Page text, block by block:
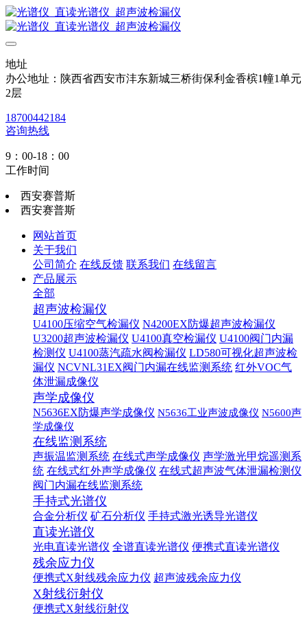
地址
办公地址：陕西省西安市沣东新城三桥街保利金香槟1幢1单元
2层
18700442184
咨询热线
9：00-18：00
工作时间
西安赛普斯
西安赛普斯
网站首页
关于我们
公司简介 在线反馈 联系我们 在线留言
产品展示
全部
超声波检漏仪
U4100压缩空气检漏仪 N4200EX防爆超声波检漏仪
U3200超声波检漏仪 U4100真空检漏仪 U4100阀门内漏
检测仪 U4100蒸汽疏水阀检漏仪 LD580可视化超声波检
漏仪 NCVNL31EX阀门内漏在线监测系统 红外VOC气
体泄漏成像仪
声学成像仪
N5636EX防爆声学成像仪 N5636工业声波成像仪 N5600声
学成像仪
在线监测系统
声振温监测系统 在线式声学成像仪 声学激光甲烷遥测系
统 在线式红外声学成像仪 在线式超声波气体泄漏检测仪
阀门内漏在线监测系统
手持式光谱仪
合金分析仪 矿石分析仪 手持式激光诱导光谱仪
直读光谱仪
光电直读光谱仪 全谱直读光谱仪 便携式直读光谱仪
残余应力仪
便携式X射线残余应力仪 超声波残余应力仪
X射线衍射仪
便携式X射线衍射仪